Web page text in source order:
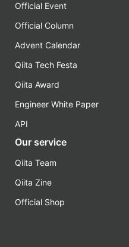
Official Event
Official Column
Advent Calendar
Qiita Tech Festa
Qiita Award
Engineer White Paper
API
Our service
Qiita Team
Qiita Zine
Official Shop